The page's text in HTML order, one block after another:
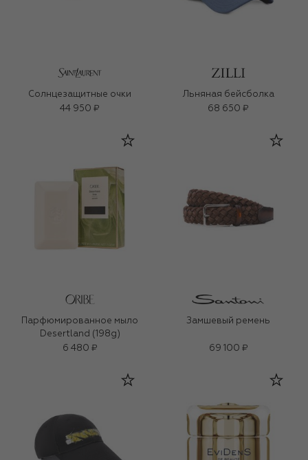
Солнцезащитные очки
44 950 ₽
Льняная бейсболка
68 650 ₽
Парфюмированное мыло
Desertland (198g)
6 480 ₽
Замшевый ремень
69 100 ₽